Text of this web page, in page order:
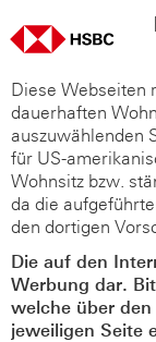
Diese Webseiten
dauerhaften
auszuwählenden
für US-
Wohnsitz bzw.
da die
den dortigen
Die auf den
Werbung dar.
welche über den
jeweiligen Seite